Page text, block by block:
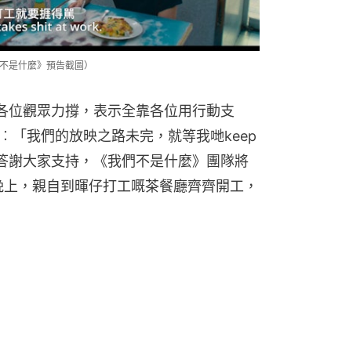
是什麼》預告截圖）
位觀眾力撐，表示全靠各位用行動支
「我們的放映之路未完，就等我哋keep
謝大家支持，《我們不是什麼》團隊將
，親自到暉仔打工嘅茶餐廳齊齊開工，